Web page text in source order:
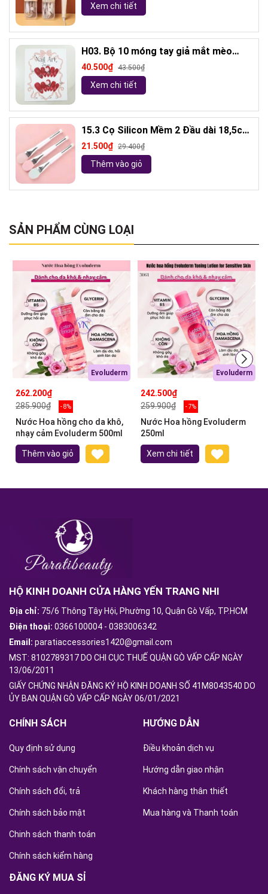
Xem chi tiết
H03. Bộ 10 móng tay giả mắt mèo
kèm keo và giũa móng (ngẫu nhiên)
40.500₫ 43.500₫
Xem chi tiết
15.3 Cọ Silicon Mềm 2 Đầu dài 18,5cm
( ngẫu nhiên)
21.500₫ 29.400₫
Thêm vào giỏ
SẢN PHẨM CÙNG LOẠI
Evoluderm
262.200₫
285.900₫
- 8%
Nước Hoa hồng cho da khô,
nhạy cảm Evoluderm 500ml
Thêm vào giỏ
Evoluderm
242.500₫
259.900₫
- 7%
Nước Hoa hồng Evoluderm
250ml
Xem chi tiết
HỘ KINH DOANH CỬA HÀNG YẾN TRANG NHI
Địa chỉ: 75/6 Thông Tây Hội, Phường 10, Quận Gò Vấp, TP.HCM
Điện thoại: 0366100004 - 0383006342
Email: paratiaccessories1420@gmail.com
MST: 8102789317 DO CHI CỤC THUẾ QUẬN GÒ VẤP CẤP NGÀY
13/06/2011
GIẤY CHỨNG NHẬN ĐĂNG KÝ HỘ KINH DOANH SỐ 41M8043540 DO
ỦY BAN QUẬN GÒ VẤP CẤP NGÀY 06/01/2021
CHÍNH SÁCH
Quy định sử dụng
Chính sách vận chuyển
Chính sách đổi, trả
Chính sách bảo mật
Chinh sách thanh toán
Chính sách kiểm hàng
HƯỚNG DẪN
Điều khoản dịch vụ
Hướng dẫn giao nhận
Khách hàng thân thiết
Mua hàng và Thanh toán
ĐĂNG KÝ MUA SỈ